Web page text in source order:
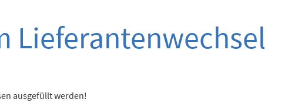
Lieferantenwechsel
ausgefüllt werden!